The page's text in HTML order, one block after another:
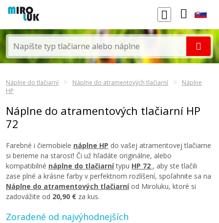
Náplne do tlačiarní Náplne do atramentových tlačiarní
Náplne
HP
Náplne do atramentových tlačiarní HP
72
Farebné i čiernobiele náplne HP do vašej atramentovej tlačiarne
si berieme na starosť! Či už hľadáte originálne, alebo
kompatibilné náplne do tlačiarnítypu HP 72 , aby ste tlačili
zase plné a krásne farby v perfektnom rozlíšení, spoľahnite sa na
Náplne do atramentových tlačiarníod Miroluku, ktoré si
zadovážite od 20,90 € za kus.
Zoradené od najvýhodnejších